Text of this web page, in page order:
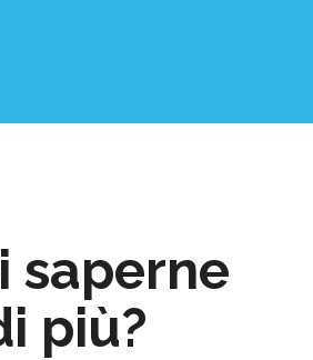
saperne
più?